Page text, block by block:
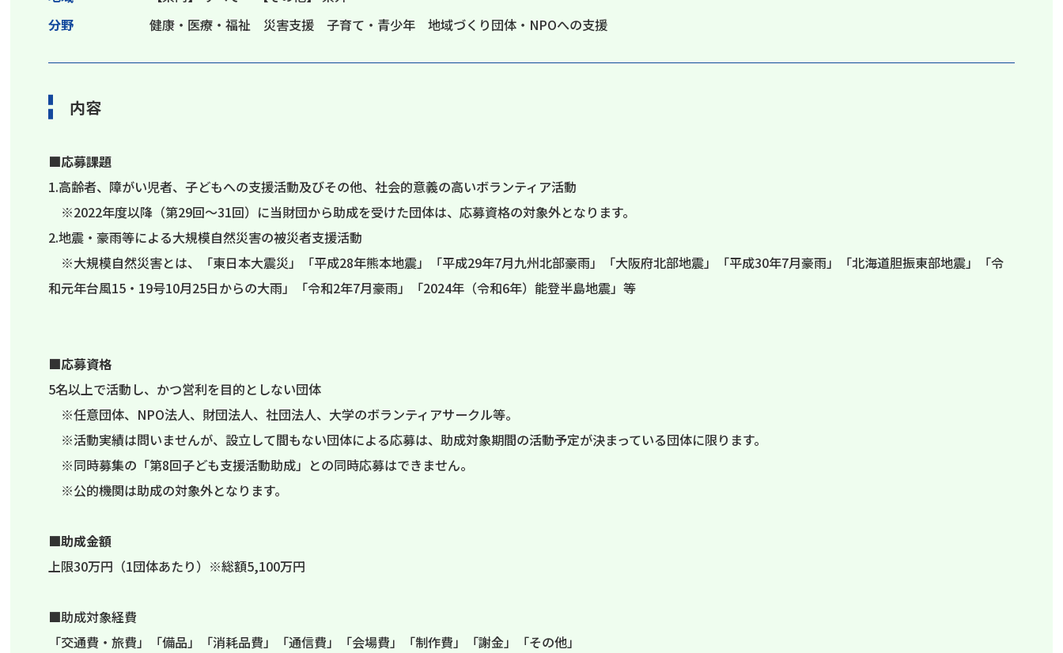
分野
健康・医療・福祉 災害支援 子育て・青少年 地域づくり団体・NPOへの支援
内容
■応募課題
1.高齢者、障がい児者、子どもへの支援活動及びその他、社会的意義の高いボランティア活動
※2022年度以降（第29回～31回）に当財団から助成を受けた団体は、応募資格の対象外となります。
2.地震・豪雨等による大規模自然災害の被災者支援活動
※大規模自然災害とは、「東日本大震災」「平成28年熊本地震」「平成29年7月九州北部豪雨」「大阪府北部地震」「平成30年7月豪雨」「北海道胆振東部地震」「令
和元年台風15・19号10月25日からの大雨」「令和2年7月豪雨」「2024年（令和6年）能登半島地震」等
■応募資格
5名以上で活動し、かつ営利を目的としない団体
※任意団体、NPO法人、財団法人、社団法人、大学のボランティアサークル等。
※活動実績は問いませんが、設立して間もない団体による応募は、助成対象期間の活動予定が決まっている団体に限ります。
※同時募集の「第8回子ども支援活動助成」との同時応募はできません。
※公的機関は助成の対象外となります。
■助成金額
上限30万円（1団体あたり）※総額5,100万円
■助成対象経費
「交通費・旅費」「備品」「消耗品費」「通信費」「会場費」「制作費」「謝金」「その他」